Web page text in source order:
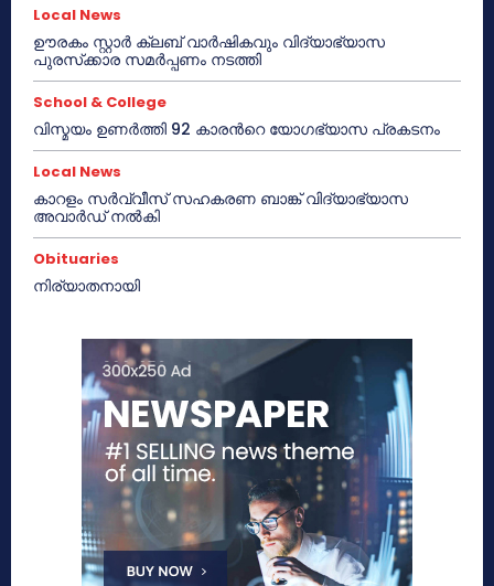
Local News
ഊരകം സ്റ്റാർ ക്ലബ് വാർഷികവും വിദ്യാഭ്യാസ
പുരസ്‌ക്കാര സമർപ്പണം നടത്തി
School & College
വിസ്മയം ഉണർത്തി 92 കാരൻറെ യോഗഭ്യാസ പ്രകടനം
Local News
കാറളം സർവ്വീസ് സഹകരണ ബാങ്ക് വിദ്യാഭ്യാസ
അവാർഡ് നൽകി
Obituaries
നിര്യാതനായി